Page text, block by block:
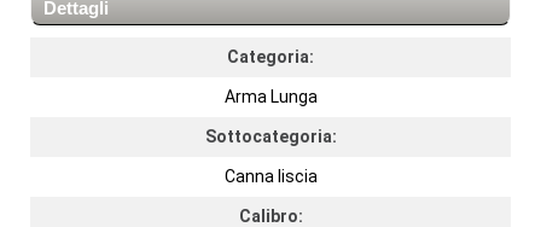
Dettagli
Categoria:
Arma Lunga
Sottocategoria:
Canna liscia
Calibro: